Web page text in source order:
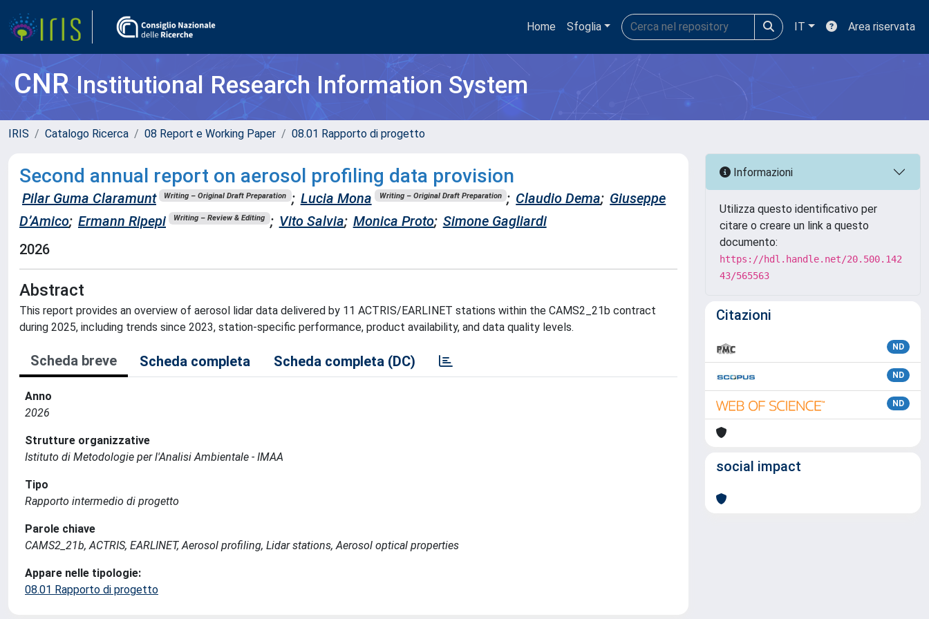
Home Sfoglia IT Area riservata
CNRInstitutional Research Information System
IRIS Catalogo Ricerca 08 Report e Working Paper 08.01 Rapporto di progetto
Second annual report on aerosol profiling data provision
Pilar Guma Claramunt Writing – Original Draft Preparation ; Lucia Mona Writing – Original Draft Preparation ; Claudio Dema; Giuseppe
D’Amico; Ermann Ripepi Writing – Review & Editing ; Vito Salvia; Monica Proto; Simone Gagliardi
2026
Abstract
This report provides an overview of aerosol lidar data delivered by 11 ACTRIS/EARLINET stations within the CAMS2_21b contract
during 2025, including trends since 2023, station‑specific performance, product availability, and data quality levels.
Scheda breve Scheda completa Scheda completa (DC)
Anno
2026
Strutture organizzative
Istituto di Metodologie per l'Analisi Ambientale - IMAA
Tipo
Rapporto intermedio di progetto
Parole chiave
CAMS2_21b, ACTRIS, EARLINET, Aerosol profiling, Lidar stations, Aerosol optical properties
Appare nelle tipologie:
08.01 Rapporto di progetto
Informazioni
Utilizza questo identificativo per
citare o creare un link a questo
documento:
https://hdl.handle.net/20.500.142
43/565563
Citazioni
ND
ND
ND
social impact